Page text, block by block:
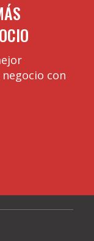
con